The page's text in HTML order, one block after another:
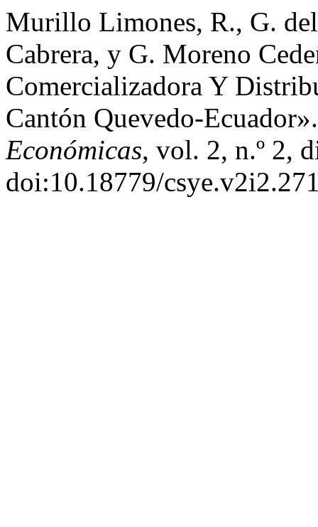
Murillo Limones, R., G.
Cabrera, y G. Moreno
Comercializadora Y
Cantón Quevedo-
Económicas, vol. 2, n.º 2,
doi:10.18779/